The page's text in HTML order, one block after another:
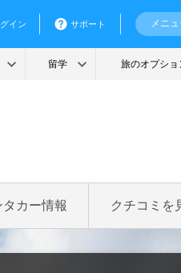
タカー情報 クチコミを